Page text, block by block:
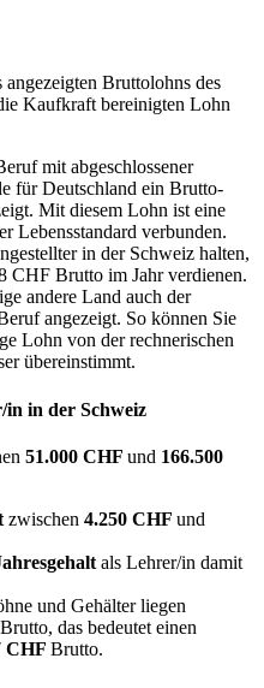
Bruttolohns des
Kaufkraft bereinigten Lohn
mit abgeschlossener
für Deutschland ein Brutto-
Mit diesem Lohn ist eine
Lebensstandard verbunden.
in der Schweiz halten,
CHF Brutto im Jahr verdienen.
andere Land auch der
angezeigt. So können Sie
Lohn von der rechnerischen
übereinstimmt.
in in der Schweiz
51.000 CHF und 166.500
zwischen 4.250 CHF und
als Lehrer/in damit
und Gehälter liegen
Brutto, das bedeutet einen
CHF Brutto.